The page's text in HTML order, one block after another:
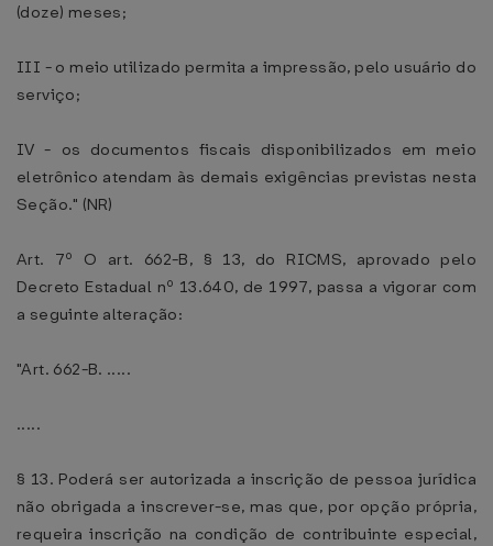
(doze) meses;
III - o meio utilizado permita a impressão, pelo usuário do
serviço;
IV - os documentos fiscais disponibilizados em meio
eletrônico atendam às demais exigências previstas nesta
Seção." (NR)
Art. 7º O art. 662-B, § 13, do RICMS, aprovado pelo
Decreto Estadual nº 13.640, de 1997, passa a vigorar com
a seguinte alteração:
"Art. 662-B. .....
.....
§ 13. Poderá ser autorizada a inscrição de pessoa jurídica
não obrigada a inscrever-se, mas que, por opção própria,
requeira inscrição na condição de contribuinte especial,